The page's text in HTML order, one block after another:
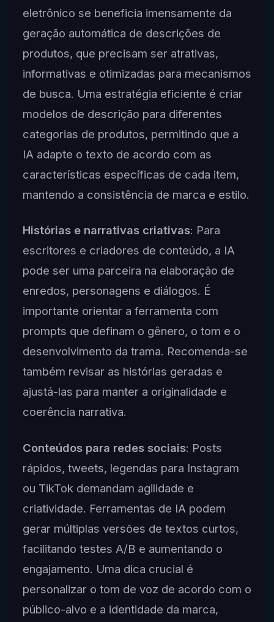
eletrônico se beneficia imensamente da
geração automática de descrições de
produtos, que precisam ser atrativas,
informativas e otimizadas para mecanismos
de busca. Uma estratégia eficiente é criar
modelos de descrição para diferentes
categorias de produtos, permitindo que a
IA adapte o texto de acordo com as
características específicas de cada item,
mantendo a consistência de marca e estilo.
Histórias e narrativas criativas: Para
escritores e criadores de conteúdo, a IA
pode ser uma parceira na elaboração de
enredos, personagens e diálogos. É
importante orientar a ferramenta com
prompts que definam o gênero, o tom e o
desenvolvimento da trama. Recomenda-se
também revisar as histórias geradas e
ajustá-las para manter a originalidade e
coerência narrativa.
Conteúdos para redes sociais: Posts
rápidos, tweets, legendas para Instagram
ou TikTok demandam agilidade e
criatividade. Ferramentas de IA podem
gerar múltiplas versões de textos curtos,
facilitando testes A/B e aumentando o
engajamento. Uma dica crucial é
personalizar o tom de voz de acordo com o
público-alvo e a identidade da marca,